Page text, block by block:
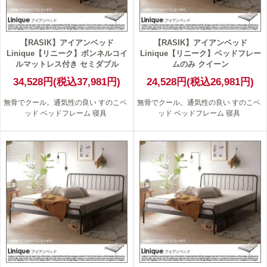
【RASIK】アイアンベッド
Linique【リニーク】ボンネルコイ
ルマットレス付き セミダブル
34,528円(税込37,981円)
無骨でクール。通気性の良い すのこベ
ッド ベッドフレーム 寝具
【RASIK】アイアンベッド
Linique【リニーク】ベッドフレー
ムのみ クイーン
24,528円(税込26,981円)
無骨でクール。通気性の良い すのこベ
ッド ベッドフレーム 寝具